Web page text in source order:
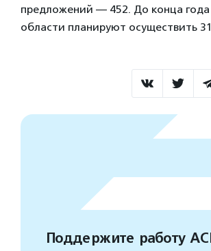
предложений — 452. До конца
области планируют осуществить
Поддержите работу